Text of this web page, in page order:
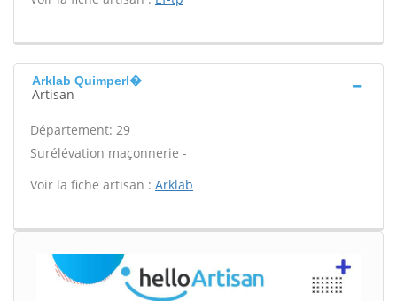
Arklab Quimperl�
Artisan
Département: 29
Surélévation maçonnerie -
Voir la fiche artisan : Arklab